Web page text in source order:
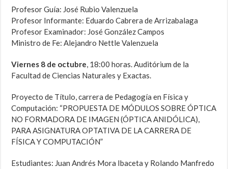
Profesor Guía: José Rubio Valenzuela
Profesor Informante: Eduardo Cabrera de Arrizabalaga
Profesor Examinador: José González Campos
Ministro de Fe: Alejandro Nettle Valenzuela
Viernes 8 de octubre, 18:00 horas. Auditórium de la
Facultad de Ciencias Naturales y Exactas.
Proyecto de Título, carrera de Pedagogía en Física y
Computación: “PROPUESTA DE MÓDULOS SOBRE ÓPTICA
NO FORMADORA DE IMAGEN (ÓPTICA ANIDÓLICA),
PARA ASIGNATURA OPTATIVA DE LA CARRERA DE
FÍSICA Y COMPUTACIÓN”
Estudiantes: Juan Andrés Mora Ibaceta y Rolando Manfredo